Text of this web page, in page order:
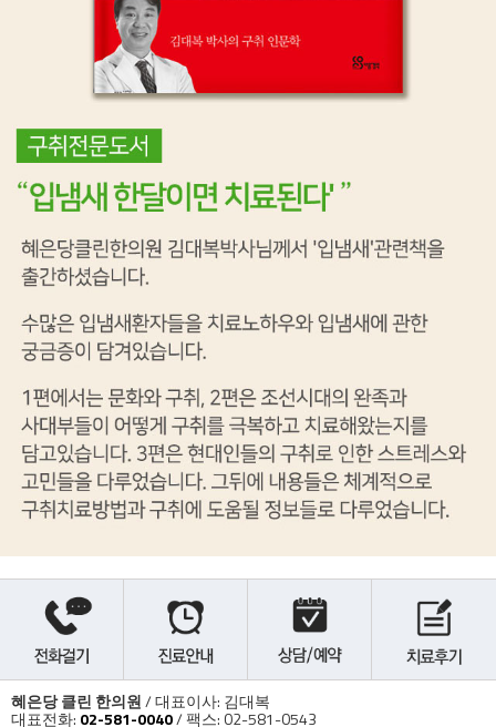
혜은당 클린 한의원/ 대표이사: 김대복
대표전화: 02-581-0040/ 팩스: 02-581-0543